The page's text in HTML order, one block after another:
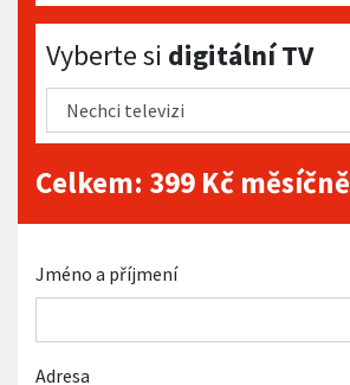
Vyberte si digitální TV
Vyberte si digitální TV
Celkem: 399 Kč měsíčně
Jméno a příjmení
Adresa